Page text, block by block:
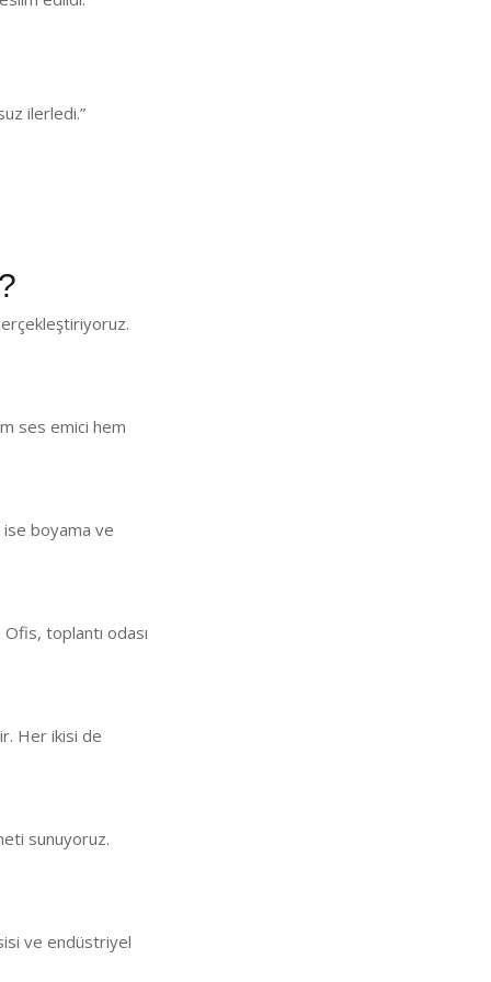
ilerledi.”
ses emici hem
ise boyama ve
toplantı odası
Her ikisi de
sunuyoruz.
ve endüstriyel